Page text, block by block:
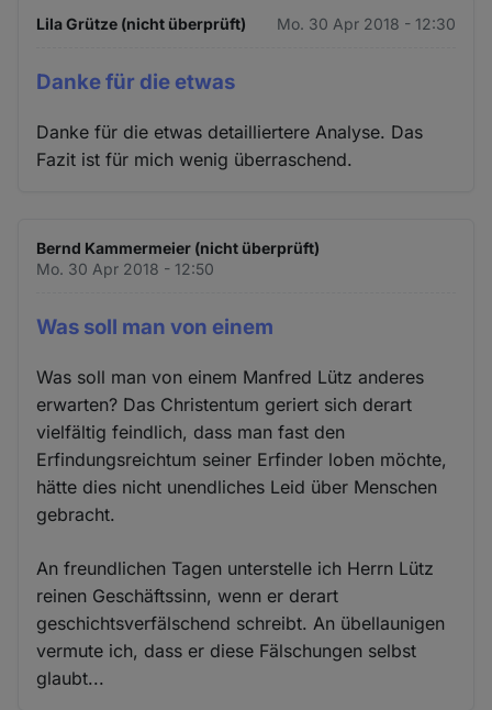
Lila Grütze (nicht überprüft) Mo. 30 Apr 2018 - 12:30
Danke für die etwas
Danke für die etwas detailliertere Analyse. Das
Fazit ist für mich wenig überraschend.
Bernd Kammermeier (nicht überprüft)
Mo. 30 Apr 2018 - 12:50
Was soll man von einem
Was soll man von einem Manfred Lütz anderes
erwarten? Das Christentum geriert sich derart
vielfältig feindlich, dass man fast den
Erfindungsreichtum seiner Erfinder loben möchte,
hätte dies nicht unendliches Leid über Menschen
gebracht.
An freundlichen Tagen unterstelle ich Herrn Lütz
reinen Geschäftssinn, wenn er derart
geschichtsverfälschend schreibt. An übellaunigen
vermute ich, dass er diese Fälschungen selbst
glaubt...